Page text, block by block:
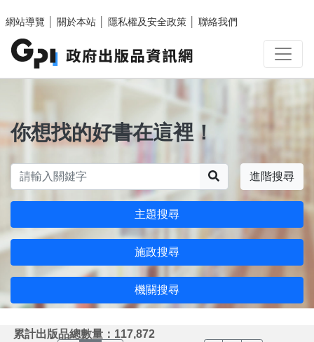
網站導覽
關於本站 隱私權及安全政策 聯絡我們
你想找的好書在這裡！
進階搜尋
主題搜尋
施政搜尋
機關搜尋
累計出版品總數量：117,872